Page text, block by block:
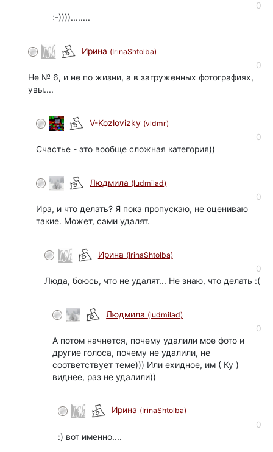
0
:-))))........
Ирина (IrinaShtolba)
0
Не № 6, и не по жизни, а в загруженных фотографиях,
увы....
V-Kozlovizky (vldmr)
0
Счастье - это вообще сложная категория))
Людмила (ludmilad)
0
Ира, и что делать? Я пока пропускаю, не оцениваю
такие. Может, сами удалят.
Ирина (IrinaShtolba)
0
Люда, боюсь, что не удалят... Не знаю, что делать :(
Людмила (ludmilad)
0
А потом начнется, почему удалили мое фото и
другие голоса, почему не удалили, не
соответствует теме))) Или ехидное, им ( Ку )
виднее, раз не удалили))
Ирина (IrinaShtolba)
0
:) вот именно....